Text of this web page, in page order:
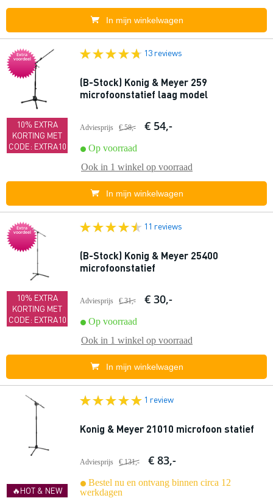
In mijn winkelwagen
Extra
voordeel
10% EXTRA
KORTING MET
CODE: EXTRA10
13 reviews
(B-Stock) Konig & Meyer 259
microfoonstatief laag model
Adviesprijs € 58,- € 54,-
Op voorraad
Ook in 1 winkel op voorraad
In mijn winkelwagen
Extra
voordeel
10% EXTRA
KORTING MET
CODE: EXTRA10
11 reviews
(B-Stock) Konig & Meyer 25400
microfoonstatief
Adviesprijs € 31,- € 30,-
Op voorraad
Ook in 1 winkel op voorraad
In mijn winkelwagen
🔥HOT & NEW
1 review
Konig & Meyer 21010 microfoon statief
Adviesprijs € 131,- € 83,-
Bestel nu en ontvang binnen circa 12
werkdagen